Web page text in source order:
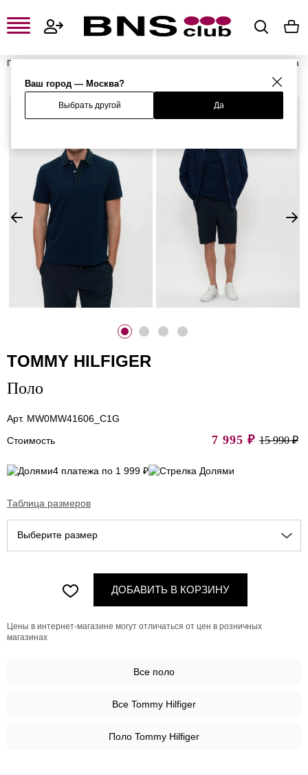
Ваш город — Москва?
Выбрать другой Да
Главная
Мужская одежда
%
TOMMY HILFIGER
Поло
Арт. MW0MW41606_C1G
Стоимость
7 995 ₽ 15 990 ₽
4 платежа по 1 999 ₽
Таблица размеров
Выберите размер
ДОБАВИТЬ В КОРЗИНУ
Цены в интернет-магазине могут отличаться от цен в розничных
магазинах
Все поло
Все Tommy Hilfiger
Поло Tommy Hilfiger